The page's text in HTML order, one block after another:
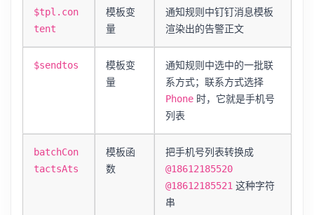
$tpl.con
tent
模板变
量
通知规则中钉钉消息模板
渲染出的告警正文
$sendtos
模板变
量
通知规则中选中的一批联
系方式；联系方式选择
Phone 时，它就是手机号
列表
batchCon
tactsAts
模板函
数
把手机号列表转换成
@18612185520
@18612185521 这种字符
串